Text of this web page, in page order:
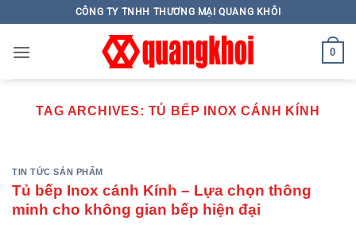
to
content
CÔNG TY TNHH THƯƠNG MẠI QUANG KHÔI
0
TAG ARCHIVES: TỦ BẾP INOX CÁNH KÍNH
TIN TỨC SẢN PHẨM
Tủ bếp Inox cánh Kính – Lựa chọn thông
minh cho không gian bếp hiện đại